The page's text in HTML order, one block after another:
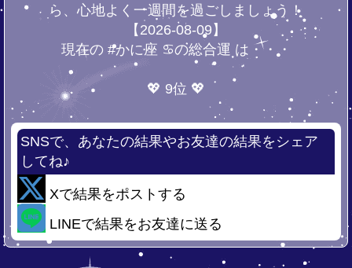
ら、心地よく一週間を過ごしましょう！
【2026-08-09】
現在の #かに座 ♋の総合運 は・・・
💖 9位 💖
SNSで、あなたの結果やお友達の結果をシェア
してね♪
Xで結果をポストする
LINEで結果をお友達に送る